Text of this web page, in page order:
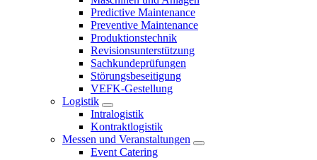
Predictive Maintenance
Preventive Maintenance
Produktionstechnik
Revisionsunterstützung
Sachkundeprüfungen
Störungsbeseitigung
VEFK-Gestellung
Logistik
Intralogistik
Kontraktlogistik
Messen und Veranstaltungen
Event Catering